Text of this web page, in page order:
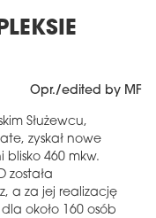
Opr./edited by MF
Służewcu,
zyskał nowe
460 mkw.
została
a za jej realizację
około 160 osób